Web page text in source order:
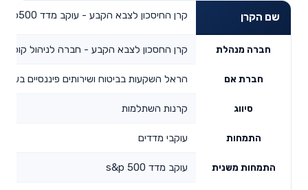
שם הקרן קרן החיסכון לצבא הקבע - עוקב מדד s&p500
חברה מנהלת קרן החסכון לצבא הקבע - חברה לניהול
חברת אם הראל השקעות בביטוח ושירותים פיננסיים בע"מ
סיווג קרנות השתלמות
התמחות עוקבי מדדים
התמחות משנית עוקב מדד s&p 500